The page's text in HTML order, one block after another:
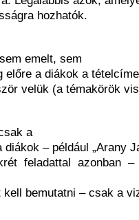
hozhatók.
emelt, sem
előre a diákok a
velük (a témakörök
a
– például „Arany
feladattal azonban
bemutatni – csak a